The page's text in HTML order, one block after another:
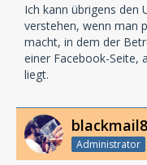
Ich kann übrigens den
verstehen, wenn man
macht, in dem der
einer Facebook-Seite,
liegt.
Administrator